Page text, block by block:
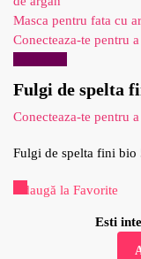
Masca pentru fata cu
Conecteaza-te pentru
Fulgi de spelta
Conecteaza-te pentru
Fulgi de spelta fini bio
Adaugă la Favorite
Esti